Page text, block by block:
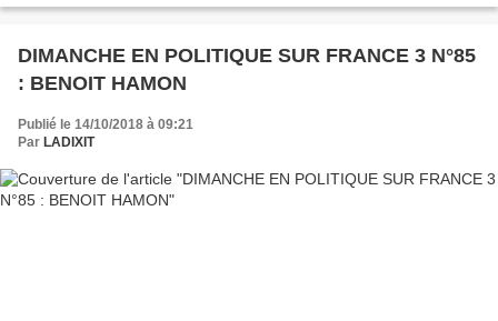
DIMANCHE EN POLITIQUE SUR FRANCE 3 N°85
: BENOIT HAMON
Publié le 14/10/2018 à 09:21
Par LADIXIT